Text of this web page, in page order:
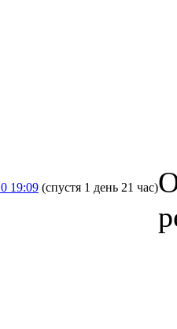
19:09 (спустя 1 день 21 час)